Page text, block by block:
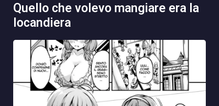
quello che volevo mangiare era la
locandiera